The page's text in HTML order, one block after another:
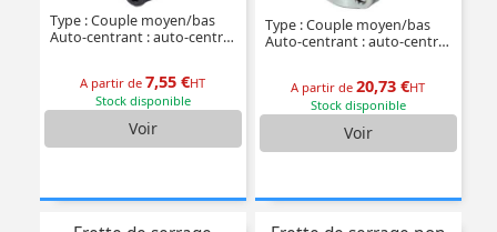
Type : Couple moyen/bas
Auto-centrant : auto-centrant
A partir de7,55 €HT
Stock disponible
Voir
Type : Couple moyen/bas
Auto-centrant : auto-centrant
A partir de20,73 €HT
Stock disponible
Voir